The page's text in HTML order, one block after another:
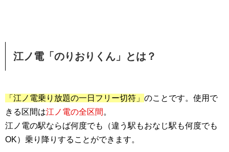
江ノ電「のりおりくん」とは？
「江ノ電乗り放題の一日フリー切符」 のことです。使用で
きる区間は江ノ電の全区間 。
江ノ電の駅ならば何度でも（違う駅もおなじ駅も何度でも
OK）乗り降りすることができます。